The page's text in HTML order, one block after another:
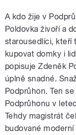
A kdo žije v
Poldovka živoří a
starousedlíci, kteří
kupovat domky i
popisuje Zdeněk
úplně snadné.
Podprůhon. Ten
Podprůhonu v
Tehdy magistrát
budované